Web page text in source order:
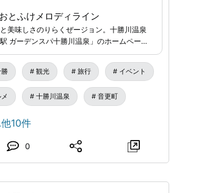
ライン」と呼ばれる3つのスポット、
浦農場・十勝川温泉です。 各会場
物をご用意しております🎵 音更産
る「石窯ピザ作り体験」や麦稈ロール
る製粉体験など親子で楽しめる企画
た限
いろんなグルメが楽しめます！ さ
大アートが出現！高所作業車に乗って
有料） また、3会場を巡る
います！ 最後は道の駅のガ
ール温泉にゆったり浸かってリラック
とふけメロディライン
美味しさのりらくぜージョン。十勝川温泉
ガーデンスパ十勝川温泉」のホームページ
観光 旅行 イベント
十勝川温泉 音更町
10件
0